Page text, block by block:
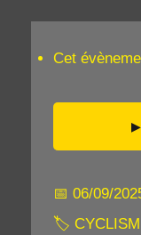
Cet
▶
📅 06/09/
🏷